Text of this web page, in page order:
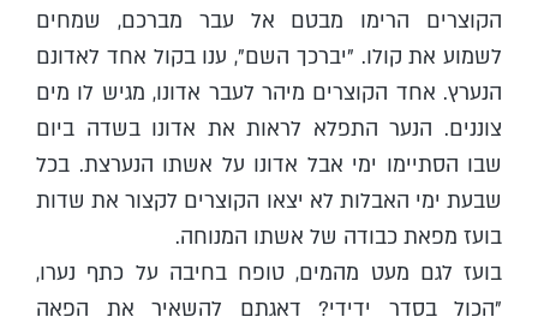
הקוצרים הרימו מבטם אל עבר מברכם, שמחים
לשמוע את קולו. "יברכך השם", ענו בקול אחד לאדונם
הנערץ. אחד הקוצרים מיהר לעבר אדונו, מגיש לו מים
צוננים. הנער התפלא לראות את אדונו בשדה ביום
שבו הסתיימו ימי אבל אדונו על אשתו הנערצת. בכל
שבעת ימי האבלות לא יצאו הקוצרים לקצור את שדות
בועז מפאת כבודה של אשתו המנוחה.
בועז לגם מעט מהמים, טופח בחיבה על כתף נערו,
"הכול בסדר ידידי? דאגתם להשאיר את הפאה